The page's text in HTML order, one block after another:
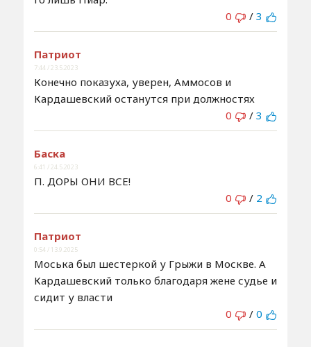
0
/ 3
Патриот
7:44 / 23.5.2023
Конечно показуха, уверен, Аммосов и
Кардашевский останутся при должностях
0
/ 3
Баска
6:41 / 24.5.2023
П. ДОРЫ ОНИ ВСЕ!
0
/ 2
Патриот
0:54 / 13.9.2025
Моська был шестеркой у Грыжи в Москве. А
Кардашевский только благодаря жене судье и
сидит у власти
0
/ 0